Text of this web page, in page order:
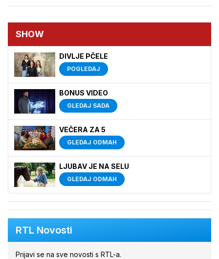
SHOW
DIVLJE PČELE
POGLEDAJ
BONUS VIDEO
GLEDAJ SADA
VEČERA ZA 5
GLEDAJ ODMAH
LJUBAV JE NA SELU
GLEDAJ ODMAH
RTL Novosti
Prijavi se na sve novosti s RTL-a.